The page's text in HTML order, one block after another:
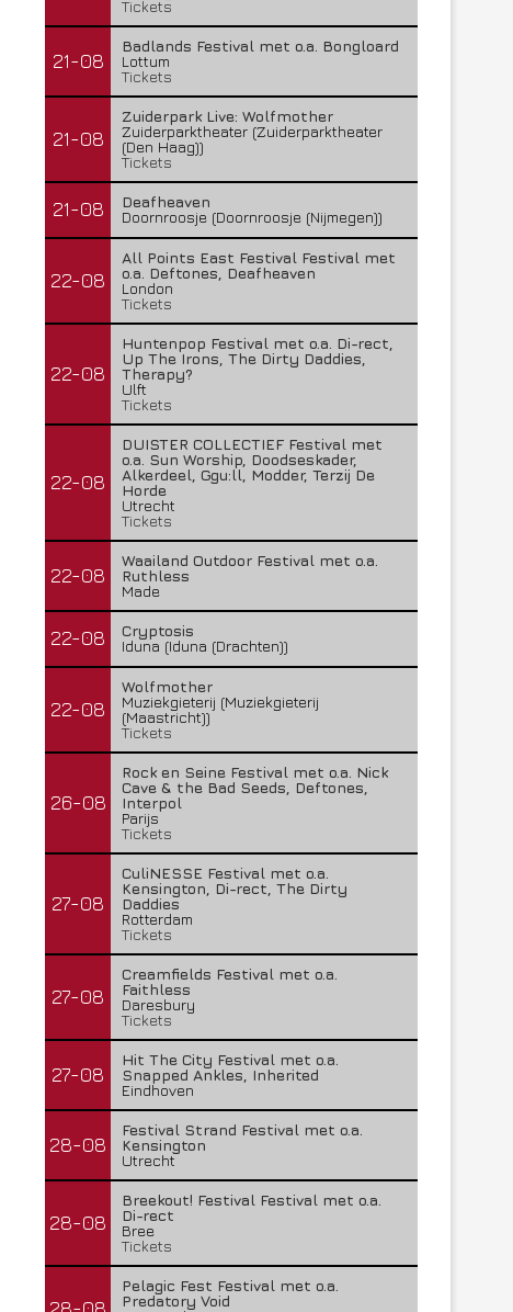
Tickets
21-08
Badlands Festival met o.a. Bongloard
Lottum
Tickets
21-08
Zuiderpark Live: Wolfmother
Zuiderparktheater (Zuiderparktheater
(Den Haag))
Tickets
21-08
Deafheaven
Doornroosje (Doornroosje (Nijmegen))
22-08
All Points East Festival Festival met
o.a. Deftones, Deafheaven
London
Tickets
22-08
Huntenpop Festival met o.a. Di-rect,
Up The Irons, The Dirty Daddies,
Therapy?
Ulft
Tickets
22-08
DUISTER COLLECTIEF Festival met
o.a. Sun Worship, Doodseskader,
Alkerdeel, Ggu:ll, Modder, Terzij De
Horde
Utrecht
Tickets
22-08
Waailand Outdoor Festival met o.a.
Ruthless
Made
22-08
Cryptosis
Iduna (Iduna (Drachten))
22-08
Wolfmother
Muziekgieterij (Muziekgieterij
(Maastricht))
Tickets
26-08
Rock en Seine Festival met o.a. Nick
Cave & the Bad Seeds, Deftones,
Interpol
Parijs
Tickets
27-08
CuliNESSE Festival met o.a.
Kensington, Di-rect, The Dirty
Daddies
Rotterdam
Tickets
27-08
Creamfields Festival met o.a.
Faithless
Daresbury
Tickets
27-08
Hit The City Festival met o.a.
Snapped Ankles, Inherited
Eindhoven
28-08
Festival Strand Festival met o.a.
Kensington
Utrecht
28-08
Breekout! Festival Festival met o.a.
Di-rect
Bree
Tickets
Pelagic Fest Festival met o.a.
Predatory Void